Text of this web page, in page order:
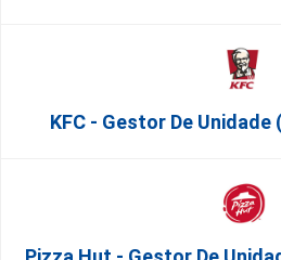
KFC - Gestor De